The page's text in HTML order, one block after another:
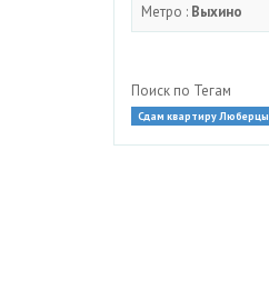
Метро : Выхино
Поиск по Тегам
Сдам квартиру Люберцы